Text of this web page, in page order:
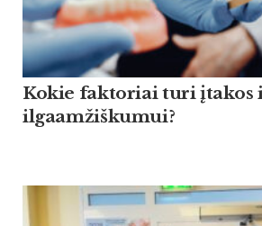
Kokie faktoriai turi įtakos
ilgaamžiškumui?